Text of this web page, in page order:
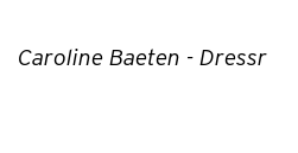
Caroline Baeten - Dressr